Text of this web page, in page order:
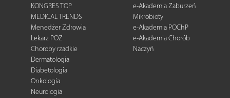
KONGRES TOP
MEDICAL TRENDS
Menedżer Zdrowia
Lekarz POZ
Choroby rzadkie
Dermatologia
Diabetologia
Onkologia
Neurologia
e-Akademia Zaburzeń
Mikrobioty
e-Akademia POChP
e-Akademia Chorób
Naczyń